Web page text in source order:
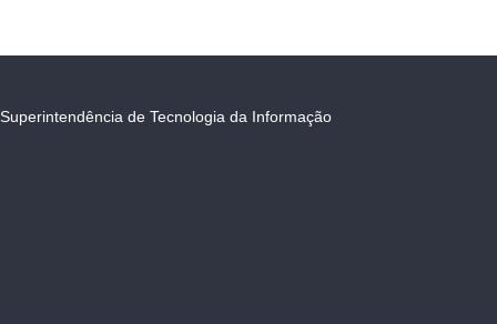
Superintendência de Tecnologia da Informação